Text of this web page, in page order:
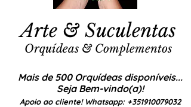
Mais de 500 Orquídeas disponíveis...
Seja Bem-vindo(a)!
Apoio ao cliente! Whatsapp: +351910079032
Arte & Suculentas
Orquídeas & Complementos